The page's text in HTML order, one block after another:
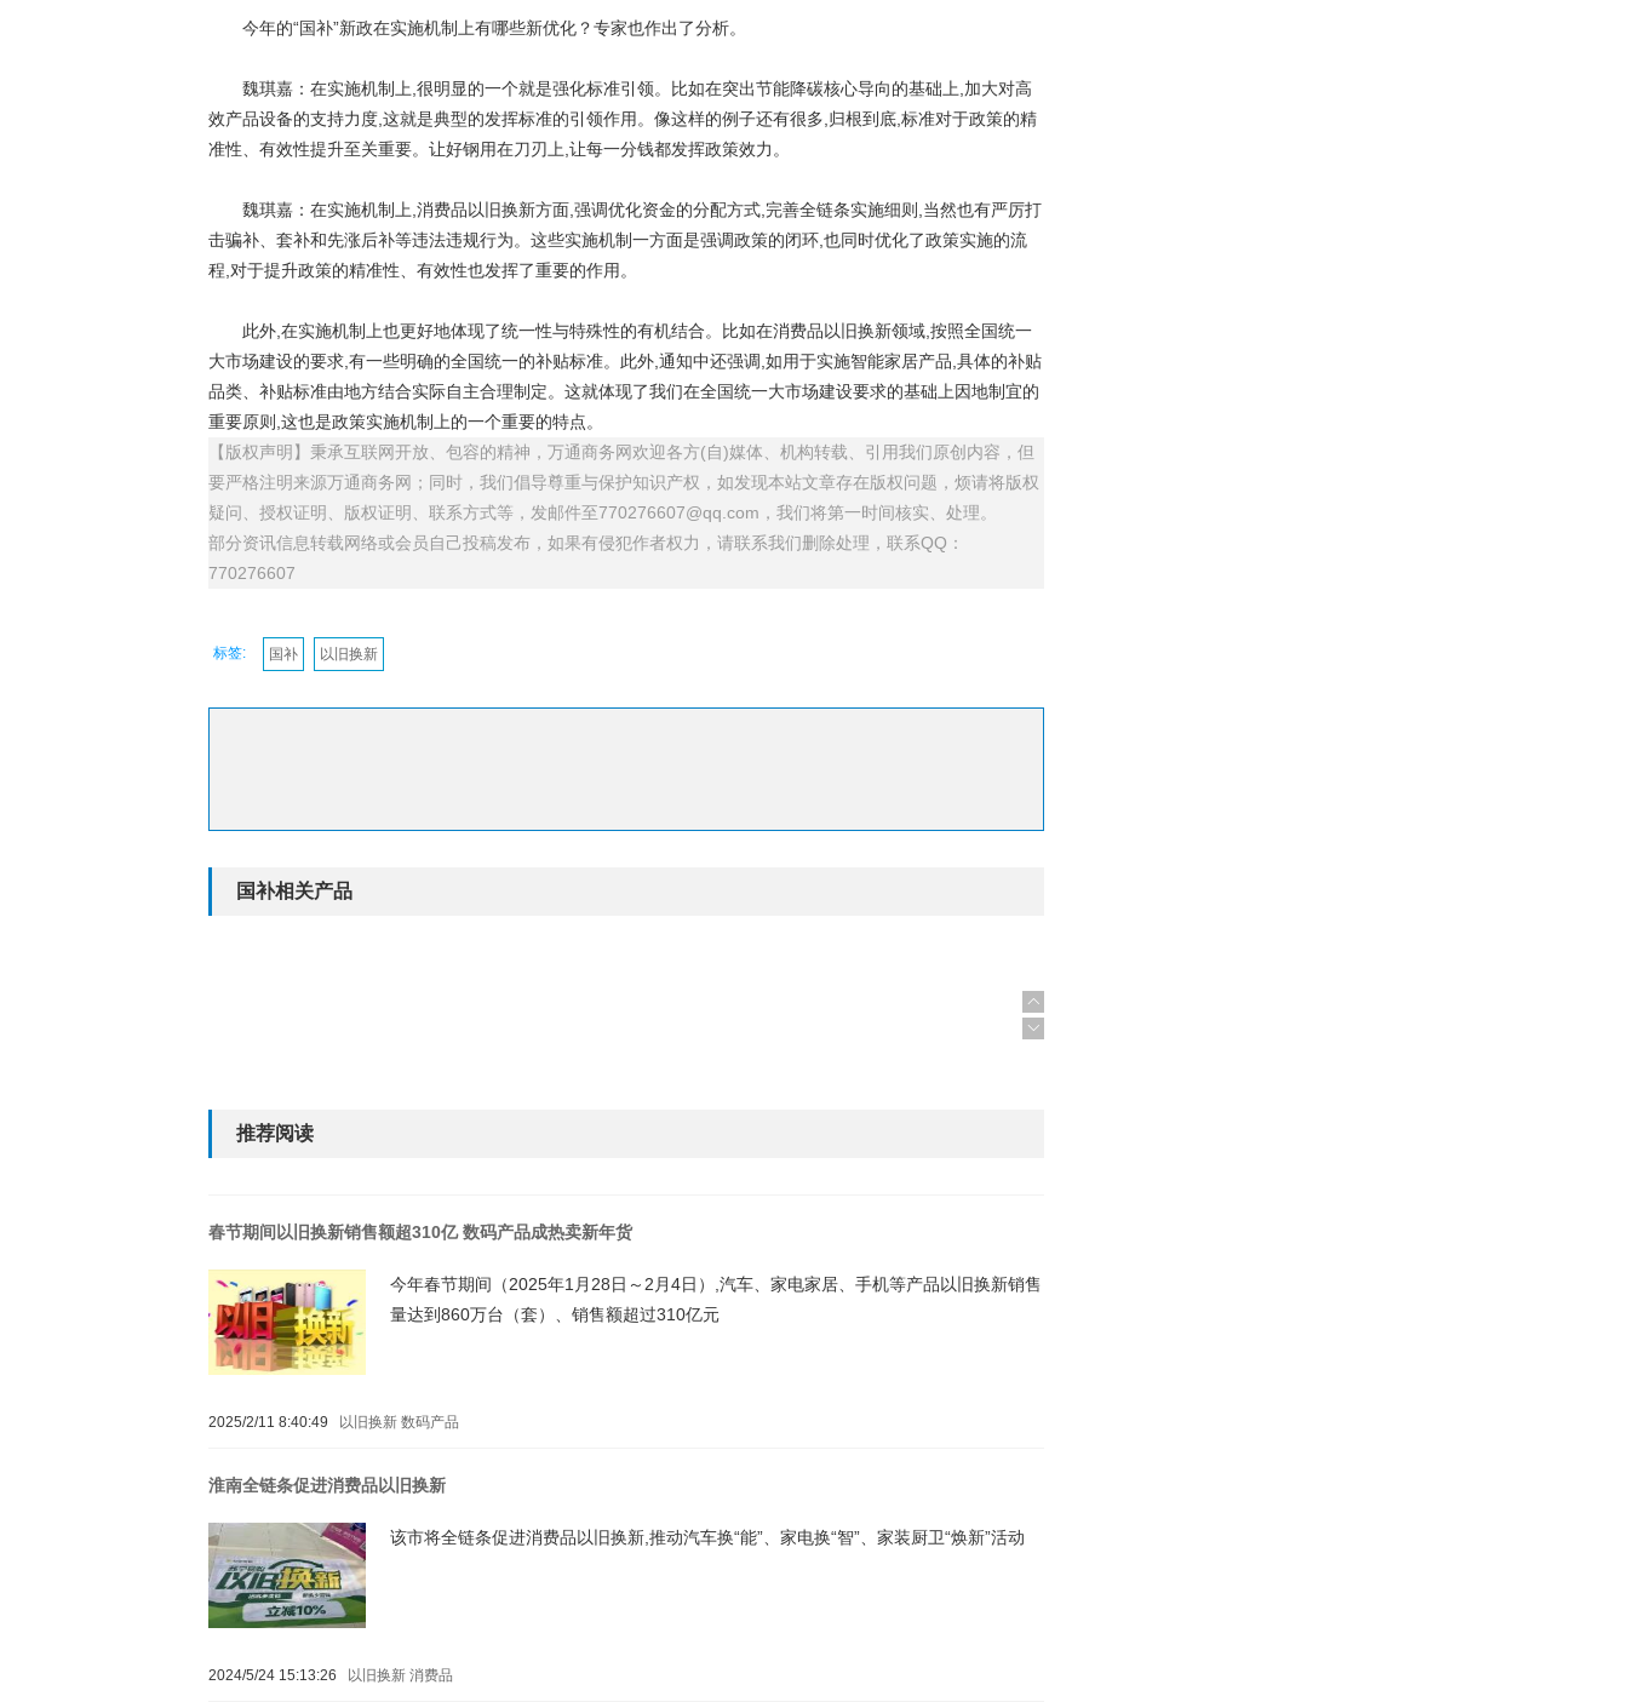
今年的“国补”新政在实施机制上有哪些新优化？专家也作出了分析。
魏琪嘉：在实施机制上,很明显的一个就是强化标准引领。比如在突出节能降碳核心导向的基础上,加大对高
效产品设备的支持力度,这就是典型的发挥标准的引领作用。像这样的例子还有很多,归根到底,标准对于政策的精
准性、有效性提升至关重要。让好钢用在刀刃上,让每一分钱都发挥政策效力。
魏琪嘉：在实施机制上,消费品以旧换新方面,强调优化资金的分配方式,完善全链条实施细则,当然也有严厉打
击骗补、套补和先涨后补等违法违规行为。这些实施机制一方面是强调政策的闭环,也同时优化了政策实施的流
程,对于提升政策的精准性、有效性也发挥了重要的作用。
此外,在实施机制上也更好地体现了统一性与特殊性的有机结合。比如在消费品以旧换新领域,按照全国统一
大市场建设的要求,有一些明确的全国统一的补贴标准。此外,通知中还强调,如用于实施智能家居产品,具体的补贴
品类、补贴标准由地方结合实际自主合理制定。这就体现了我们在全国统一大市场建设要求的基础上因地制宜的
重要原则,这也是政策实施机制上的一个重要的特点。
【版权声明】秉承互联网开放、包容的精神，万通商务网欢迎各方(自)媒体、机构转载、引用我们原创内容，但
要严格注明来源万通商务网；同时，我们倡导尊重与保护知识产权，如发现本站文章存在版权问题，烦请将版权
疑问、授权证明、版权证明、联系方式等，发邮件至770276607@qq.com，我们将第一时间核实、处理。
部分资讯信息转载网络或会员自己投稿发布，如果有侵犯作者权力，请联系我们删除处理，联系QQ：
770276607
标签: 国补 以旧换新
国补相关产品
推荐阅读
春节期间以旧换新销售额超310亿 数码产品成热卖新年货
今年春节期间（2025年1月28日～2月4日）,汽车、家电家居、手机等产品以旧换新销售
量达到860万台（套）、销售额超过310亿元
2025/2/11 8:40:49 以旧换新 数码产品
淮南全链条促进消费品以旧换新
该市将全链条促进消费品以旧换新,推动汽车换“能”、家电换“智”、家装厨卫“焕新”活动
2024/5/24 15:13:26 以旧换新 消费品